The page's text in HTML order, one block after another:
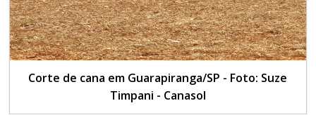
Corte de cana em Guarapiranga/SP - Foto: Suze
Timpani - Canasol